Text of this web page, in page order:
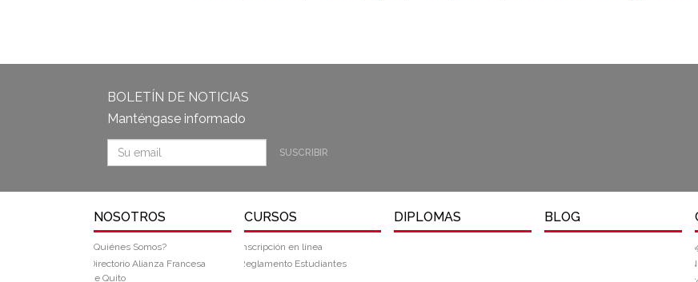
BOLETÍN DE NOTICIAS
Manténgase informado
SUSCRIBIR
NOSOTROS
¿Quiénes Somos?
Directorio Alianza Francesa
de Quito
CURSOS
Inscripción en línea
Reglamento Estudiantes
DIPLOMAS BLOG